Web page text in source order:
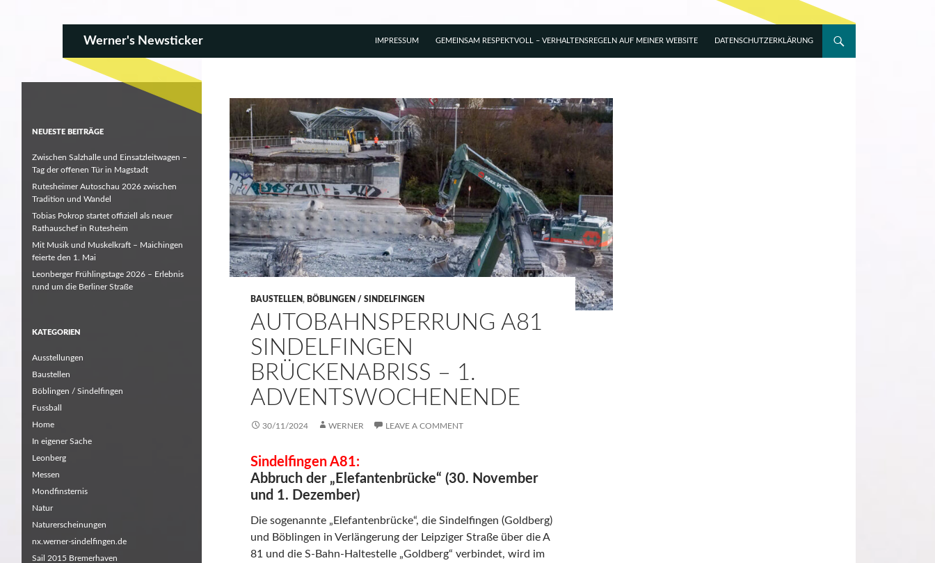
Werner's Newsticker
DATENSCHUTZERKLÄRUNG
GEMEINSAM RESPEKTVOLL – VERHALTENSREGELN AUF MEINER WEBSITE
IMPRESSUM
BAUSTELLEN, BÖBLINGEN / SINDELFINGEN
AUTOBAHNSPERRUNG A81
SINDELFINGEN
BRÜCKENABRISS – 1.
ADVENTSWOCHENENDE
30/11/2024 WERNER LEAVE A COMMENT
Sindelfingen A81:
Abbruch der „Elefantenbrücke“ (30. November
und 1. Dezember)
Die sogenannte „Elefantenbrücke“, die Sindelfingen (Goldberg)
und Böblingen in Verlängerung der Leipziger Straße über die A
81 und die S-Bahn-Haltestelle „Goldberg“ verbindet, wird im
NEUESTE BEITRÄGE
Zwischen Salzhalle und Einsatzleitwagen –
Tag der offenen Tür in Magstadt
Rutesheimer Autoschau 2026 zwischen
Tradition und Wandel
Tobias Pokrop startet offiziell als neuer
Rathauschef in Rutesheim
Mit Musik und Muskelkraft – Maichingen
feierte den 1. Mai
Leonberger Frühlingstage 2026 – Erlebnis
rund um die Berliner Straße
KATEGORIEN
Ausstellungen
Baustellen
Böblingen / Sindelfingen
Fussball
Home
In eigener Sache
Leonberg
Messen
Mondfinsternis
Natur
Naturerscheinungen
nx.werner-sindelfingen.de
Sail 2015 Bremerhaven